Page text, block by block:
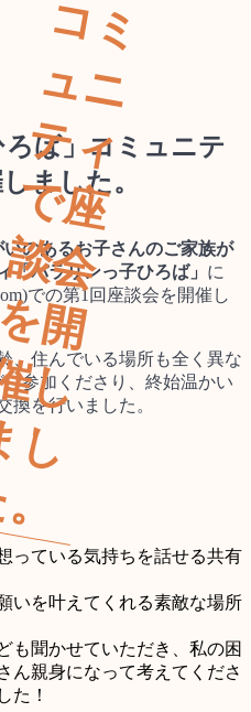
コ
ュ
テ
で
談
を
ろば」コミュニテ
ました。
いのあるお子さんのご家族が
「パラリンっ子ひろば」 に
での第1回座談会を開催し
、住んでいる場所も全く異な
参加くださり、終始温かい
換を行いました。
っている気持ちを話せる共有
いを叶えてくれる素敵な場所
も聞かせていただき、私の困
ん親身になって考えてくださ
た！